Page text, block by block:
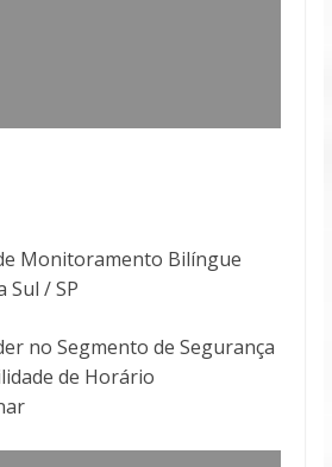
Monitoramento Bilíngue
Sul / SP
no Segmento de Segurança
de Horário